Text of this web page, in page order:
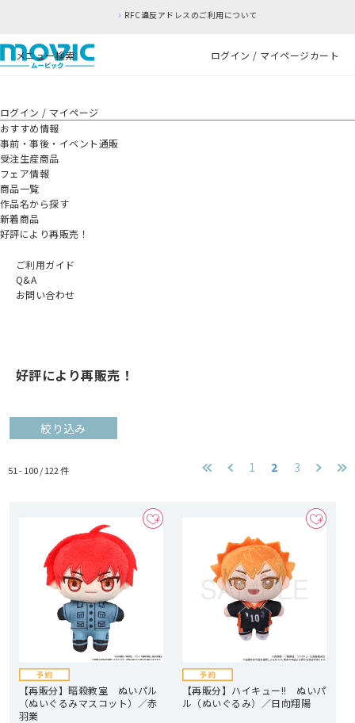
RFC違反アドレスのご利用について
メニュー検索 ログイン / マイページカート
ログイン / マイページ
おすすめ情報
事前・事後・イベント通販
受注生産商品
フェア情報
商品一覧
作品名から探す
新着商品
好評により再販売！
ご利用ガイド
Q&A
お問い合わせ
好評により再販売！
絞り込み
51 - 100 /122件 1 2 3
【再販分】暗殺教室 ぬいパル
（ぬいぐるみマスコット）／赤
羽業
【再販分】ハイキュー!! ぬいパ
ル（ぬいぐるみ）／日向翔陽